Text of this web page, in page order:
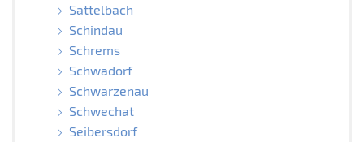
Sattelbach
Schindau
Schrems
Schwadorf
Schwarzenau
Schwechat
Seibersdorf